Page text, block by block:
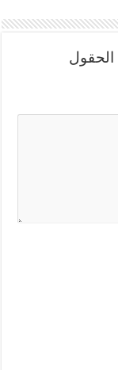
الحقول